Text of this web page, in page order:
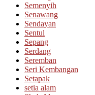
Semenyih
Senawang
Sendayan
Sentul
Sepang
Serdang
Seremban
Seri Kembangan
Setapak
setia alam